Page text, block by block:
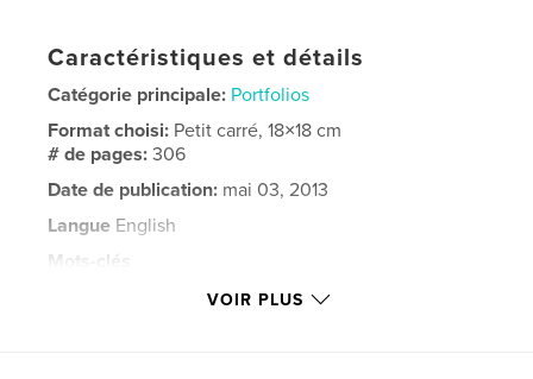
Caractéristiques et détails
Catégorie principale: Portfolios
Format choisi: Petit carré, 18×18 cm
# de pages:306
Date de publication: mai 03, 2013
Langue English
Mots-clés
, intel , apple
VOIR PLUS